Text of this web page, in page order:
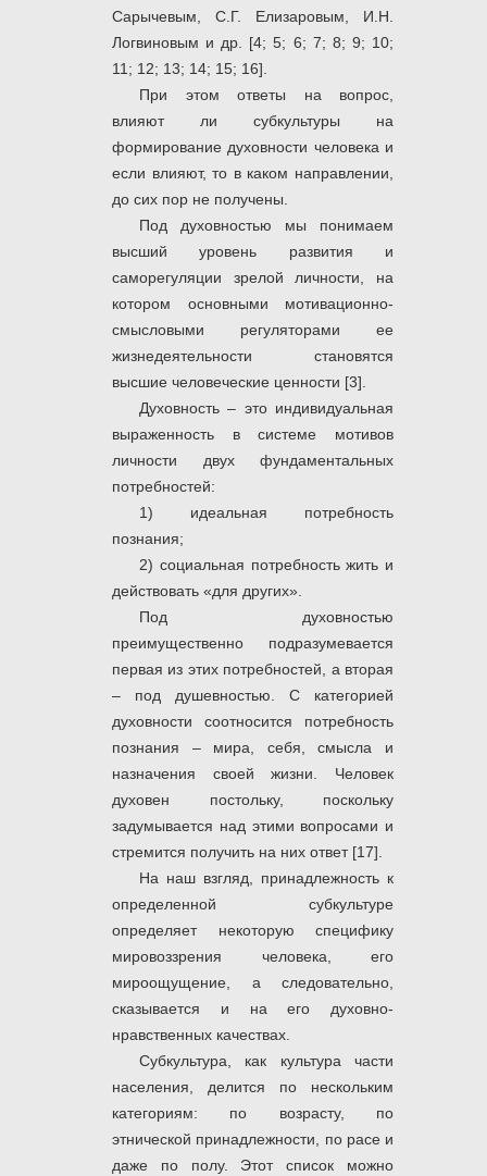
Сарычевым, С.Г. Елизаровым, И.Н.
Логвиновым и др. [4; 5; 6; 7; 8; 9; 10;
11; 12; 13; 14; 15; 16].
При этом ответы на вопрос,
влияют ли субкультуры на
формирование духовности человека и
если влияют, то в каком направлении,
до сих пор не получены.
Под духовностью мы понимаем
высший уровень развития и
саморегуляции зрелой личности, на
котором основными мотивационно-
смысловыми регуляторами ее
жизнедеятельности становятся
высшие человеческие ценности [3].
Духовность – это индивидуальная
выраженность в системе мотивов
личности двух фундаментальных
потребностей:
1) идеальная потребность
познания;
2) социальная потребность жить и
действовать «для других».
Под духовностью
преимущественно подразумевается
первая из этих потребностей, а вторая
– под душевностью. С категорией
духовности соотносится потребность
познания – мира, себя, смысла и
назначения своей жизни. Человек
духовен постольку, поскольку
задумывается над этими вопросами и
стремится получить на них ответ [17].
На наш взгляд, принадлежность к
определенной субкультуре
определяет некоторую специфику
мировоззрения человека, его
мироощущение, а следовательно,
сказывается и на его духовно-
нравственных качествах.
Субкультура, как культура части
населения, делится по нескольким
категориям: по возрасту, по
этнической принадлежности, по расе и
даже по полу. Этот список можно